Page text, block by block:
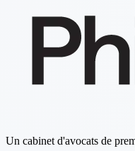
Un cabinet d'avocats de